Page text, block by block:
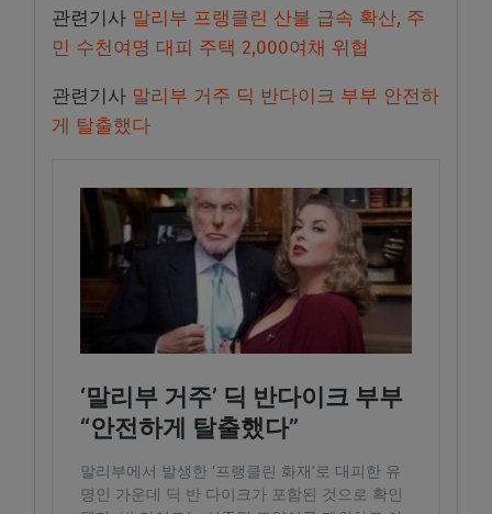
관련기사 말리부 프랭클린 산불 급속 확산, 주
민 수천여명 대피 주택 2,000여채 위협
관련기사 말리부 거주 딕 반다이크 부부 안전하
게 탈출했다